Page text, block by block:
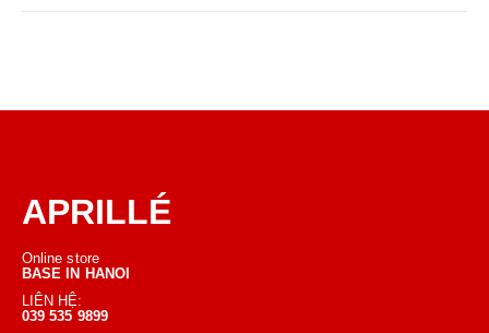
APRILLÉ
Online store
BASE IN HANOI
LIÊN HỆ:
039 535 9899